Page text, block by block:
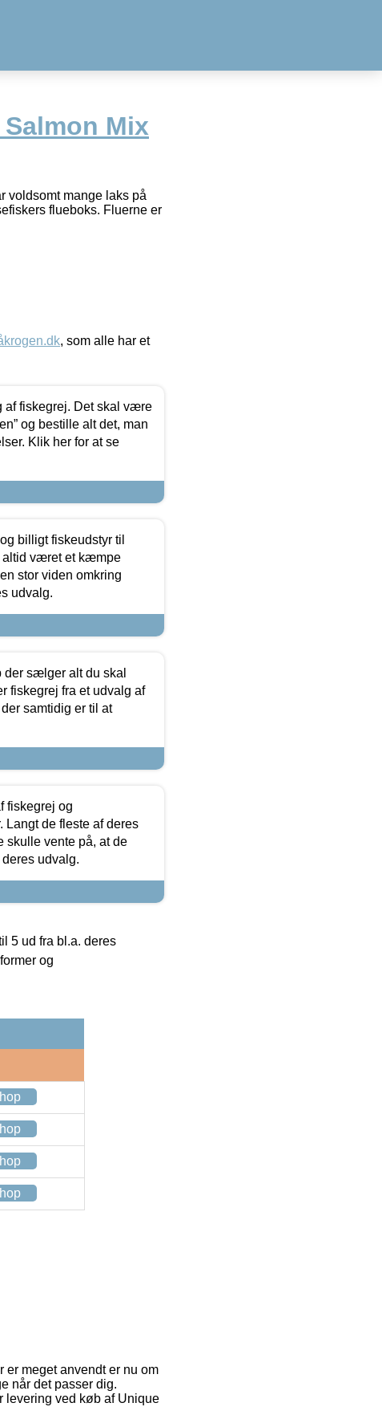
Mix
voldsomt mange laks på
flueboks. Fluerne er
, som alle har et
af fiskegrej. Det skal være
og bestille alt det, man
Klik her for at se
billigt fiskeudstyr til
altid været et kæmpe
stor viden omkring
udvalg.
der sælger alt du skal
fiskegrej fra et udvalg af
samtidig er til at
fiskegrej og
Langt de fleste af deres
skulle vente på, at de
udvalg.
5 ud fra bl.a. deres
og
meget anvendt er nu om
når det passer dig.
levering ved køb af Unique